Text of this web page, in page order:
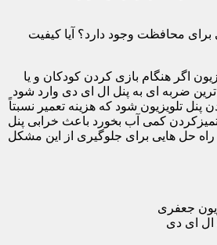
برای محافظت وجود دارد؟ آیا کیفیت
اگر هنگام بازی کردن کودکان و یا
ضربه ای به پنل ال ای دی وارد شود
تلویزیون شود که هزینه تعمیر نسبتاً
تمیزکردن کمی آب بخورد باعث خرابی پنل
راه حل هایی برای جلوگیری از این مشکل
جعفری
ای دی